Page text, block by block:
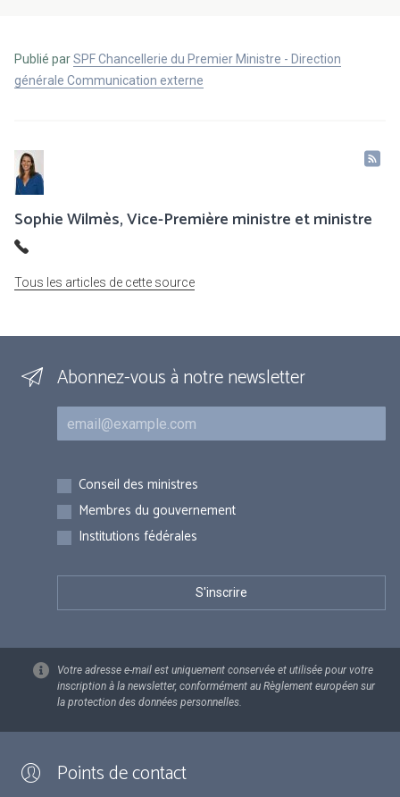
Publié parSPF Chancellerie du Premier Ministre - Direction
générale Communication externe
Sophie Wilmès, Vice-Première ministre et ministre
Tous les articles de cette source
Abonnez-vous à notre newsletter
Courriel
Inscriptions
Conseil des ministres
Membres du gouvernement
Institutions fédérales
Votre adresse e-mail est uniquement conservée et utilisée pour votre
inscription à la newsletter, conformément au Règlement européen sur
la protection des données personnelles.
Points de contact